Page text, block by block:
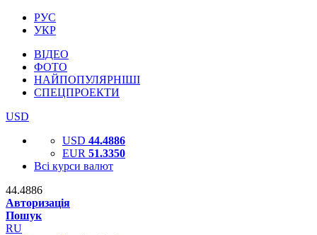
РУС
УКР
ВІДЕО
ФОТО
НАЙПОПУЛЯРНІШІ
СПЕЦПРОЕКТИ
USD
USD 44.4886
EUR 51.3350
Всі курси валют
44.4886
Авторизація
Пошук
RU